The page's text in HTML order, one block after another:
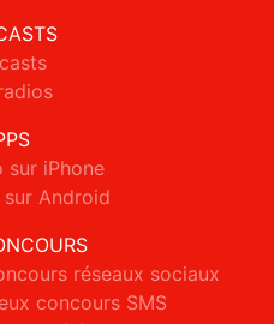
sur iPhone
sur Android
réseaux sociaux
concours SMS